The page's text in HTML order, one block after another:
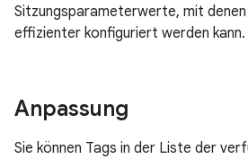
Sitzungsparameterwerte, mit denen
effizienter konfiguriert werden kann.
Anpassung
Sie können Tags in der Liste der